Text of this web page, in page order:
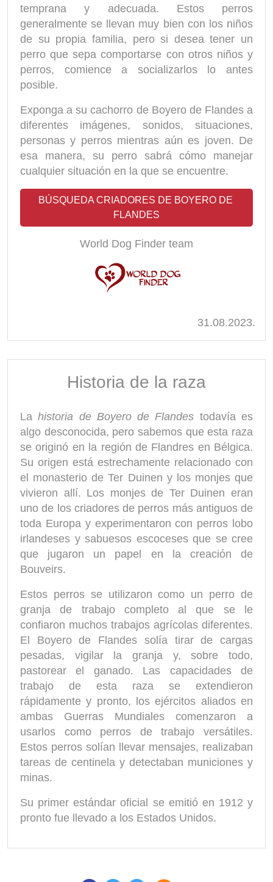
temprana y adecuada. Estos perros
generalmente se llevan muy bien con los niños
de su propia familia, pero si desea tener un
perro que sepa comportarse con otros niños y
perros, comience a socializarlos lo antes
posible.
Exponga a su cachorro de Boyero de Flandes a
diferentes imágenes, sonidos, situaciones,
personas y perros mientras aún es joven. De
esa manera, su perro sabrá cómo manejar
cualquier situación en la que se encuentre.
BÚSQUEDA CRIADORES DE BOYERO DE
FLANDES
World Dog Finder team
31.08.2023.
Historia de la raza
Lahistoria de Boyero de Flandes todavía es
algo desconocida, pero sabemos que esta raza
se originó en la región de Flandres en Bélgica.
Su origen está estrechamente relacionado con
el monasterio de Ter Duinen y los monjes que
vivieron allí. Los monjes de Ter Duinen eran
uno de los criadores de perros más antiguos de
toda Europa y experimentaron con perros lobo
irlandeses y sabuesos escoceses que se cree
que jugaron un papel en la creación de
Bouveirs.
Estos perros se utilizaron como un perro de
granja de trabajo completo al que se le
confiaron muchos trabajos agrícolas diferentes.
El Boyero de Flandes solía tirar de cargas
pesadas, vigilar la granja y, sobre todo,
pastorear el ganado. Las capacidades de
trabajo de esta raza se extendieron
rápidamente y pronto, los ejércitos aliados en
ambas Guerras Mundiales comenzaron a
usarlos como perros de trabajo versátiles.
Estos perros solían llevar mensajes, realizaban
tareas de centinela y detectaban municiones y
minas.
Su primer estándar oficial se emitió en 1912 y
pronto fue llevado a los Estados Unidos.